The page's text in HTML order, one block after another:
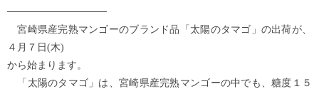
──────────────
宮崎県産完熟マンゴーのブランド品「太陽のタマゴ」の出荷が、
４月７日(木)
から始まります。
「太陽のタマゴ」は、宮崎県産完熟マンゴーの中でも、糖度１５